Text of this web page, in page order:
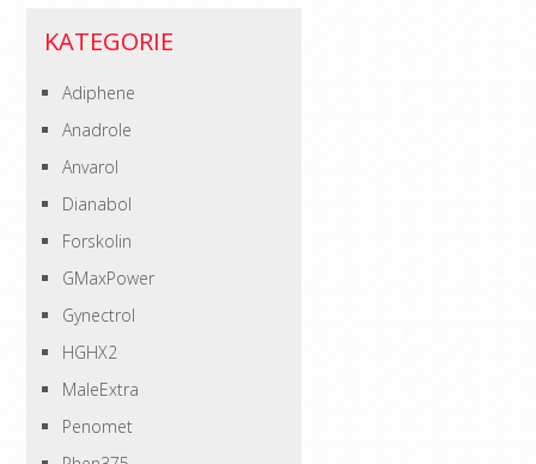
KATEGORIE
Adiphene
Anadrole
Anvarol
Dianabol
Forskolin
GMaxPower
Gynectrol
HGHX2
MaleExtra
Penomet